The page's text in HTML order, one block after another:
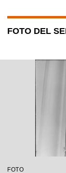
FOTO DEL
FOTO